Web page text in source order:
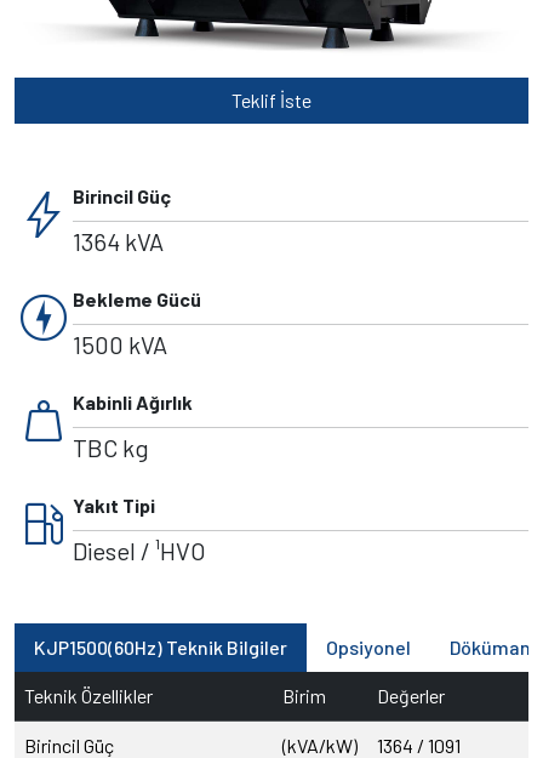
Teklif İste
bolt Birincil Güç
1364 kVA
charger Bekleme Gücü
1500 kVA
weight Kabinli Ağırlık
TBC kg
local_gas_station Yakıt Tipi
Diesel / ¹HVO
KJP1500(60Hz) Teknik Bilgiler Opsiyonel
Teknik Özellikler Birim Değerler
Birincil Güç (kVA/kW) 1364 / 1091